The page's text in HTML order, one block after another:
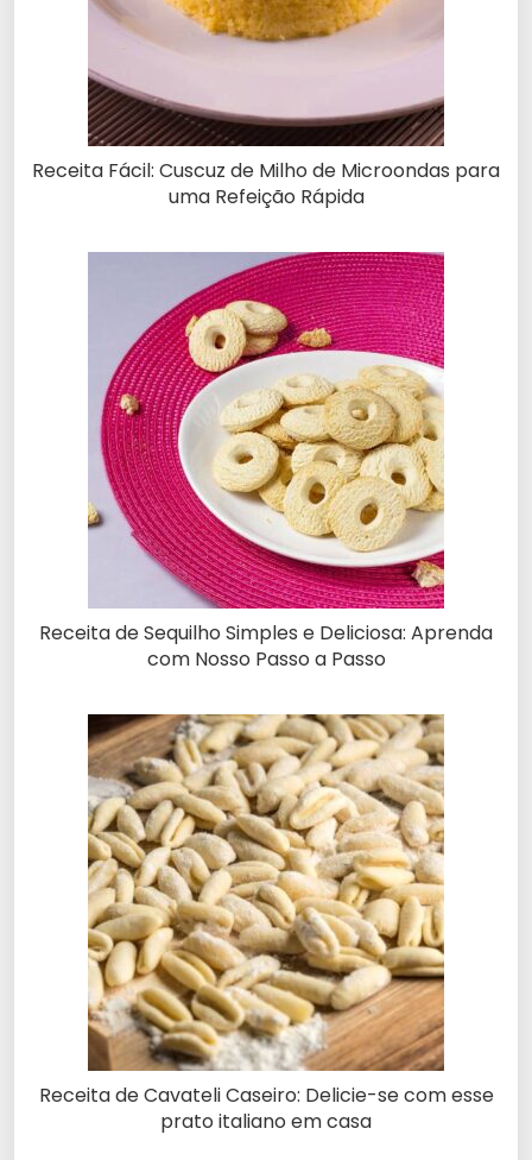
Receita Fácil: Cuscuz de Milho de Microondas para
uma Refeição Rápida
Receita de Sequilho Simples e Deliciosa: Aprenda
com Nosso Passo a Passo
Receita de Cavateli Caseiro: Delicie-se com esse
prato italiano em casa